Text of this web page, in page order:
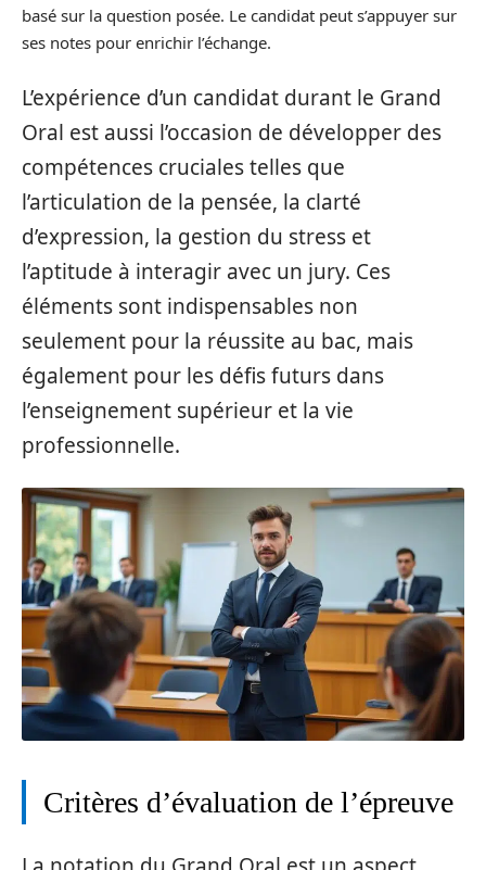
basé sur la question posée. Le candidat peut s’appuyer sur
ses notes pour enrichir l’échange.
L’expérience d’un candidat durant le Grand
Oral est aussi l’occasion de développer des
compétences cruciales telles que
l’articulation de la pensée, la clarté
d’expression, la gestion du stress et
l’aptitude à interagir avec un jury. Ces
éléments sont indispensables non
seulement pour la réussite au bac, mais
également pour les défis futurs dans
l’enseignement supérieur et la vie
professionnelle.
Critères d’évaluation de l’épreuve